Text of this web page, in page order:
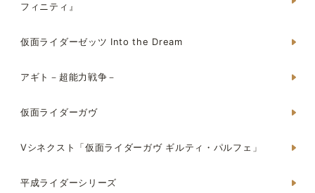
フィニティ』
仮面ライダーゼッツ Into the Dream
アギト－超能力戦争－
仮面ライダーガヴ
Vシネクスト「仮面ライダーガヴ ギルティ・パルフェ」
平成ライダーシリーズ